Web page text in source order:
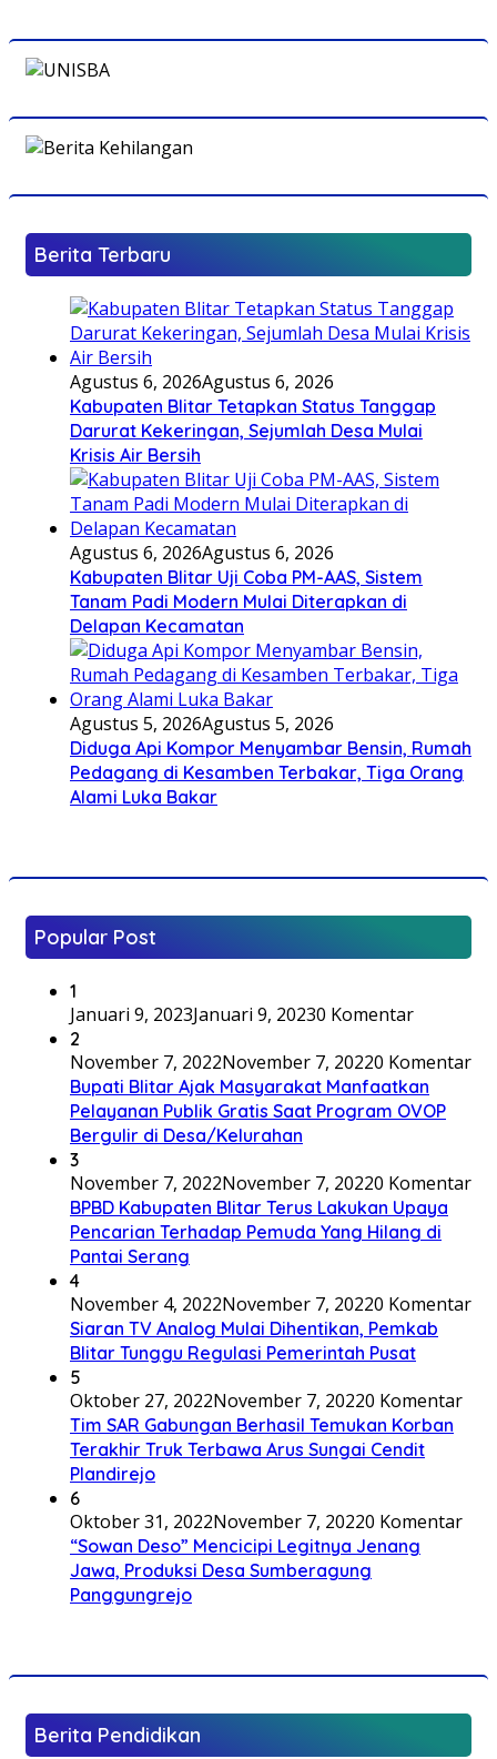
Berita Terbaru
Agustus 6, 2026Agustus 6, 2026
Kabupaten Blitar Tetapkan Status Tanggap
Darurat Kekeringan, Sejumlah Desa Mulai
Krisis Air Bersih
Agustus 6, 2026Agustus 6, 2026
Kabupaten Blitar Uji Coba PM-AAS, Sistem
Tanam Padi Modern Mulai Diterapkan di
Delapan Kecamatan
Agustus 5, 2026Agustus 5, 2026
Diduga Api Kompor Menyambar Bensin, Rumah
Pedagang di Kesamben Terbakar, Tiga Orang
Alami Luka Bakar
Popular Post
1
Januari 9, 2023Januari 9, 20230 Komentar
2
November 7, 2022November 7, 20220 Komentar
Bupati Blitar Ajak Masyarakat Manfaatkan
Pelayanan Publik Gratis Saat Program OVOP
Bergulir di Desa/Kelurahan
3
November 7, 2022November 7, 20220 Komentar
BPBD Kabupaten Blitar Terus Lakukan Upaya
Pencarian Terhadap Pemuda Yang Hilang di
Pantai Serang
4
November 4, 2022November 7, 20220 Komentar
Siaran TV Analog Mulai Dihentikan, Pemkab
Blitar Tunggu Regulasi Pemerintah Pusat
5
Oktober 27, 2022November 7, 20220 Komentar
Tim SAR Gabungan Berhasil Temukan Korban
Terakhir Truk Terbawa Arus Sungai Cendit
Plandirejo
6
Oktober 31, 2022November 7, 20220 Komentar
“Sowan Deso” Mencicipi Legitnya Jenang
Jawa, Produksi Desa Sumberagung
Panggungrejo
Berita Pendidikan